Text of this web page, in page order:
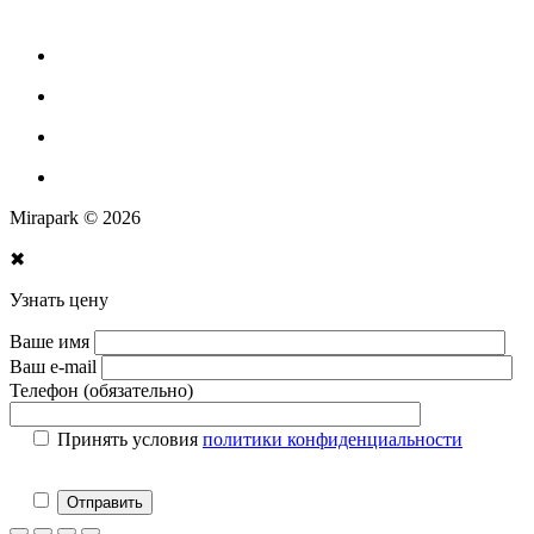
Mirapark © 2026
✖
Узнать цену
Ваше имя
Ваш e-mail
Телефон (обязательно)
Принять условия политики конфиденциальности